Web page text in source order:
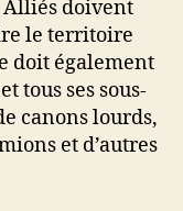
Alliés doivent
le territoire
doit également
tous ses sous-
canons lourds,
et d’autres